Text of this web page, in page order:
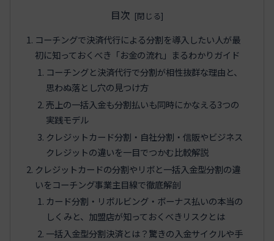
目次
コーチングで決済代行による分割を導入したい人が最
初に知っておくべき「お金の流れ」まるわかりガイド
コーチングと決済代行で分割が相性抜群な理由と、
思わぬ落とし穴の見つけ方
売上の一括入金も分割払いも同時にかなえる3つの
実践モデル
クレジットカード分割・自社分割・信販やビジネス
クレジットの違いを一目でつかむ比較解説
クレジットカードの分割やリボと一括入金型分割の違
いをコーチング事業主目線で徹底解剖
カード分割・リボルビング・ボーナス払いの本当の
しくみと、加盟店が知っておくべきリスクとは
一括入金型分割決済とは？驚きの入金サイクルや手